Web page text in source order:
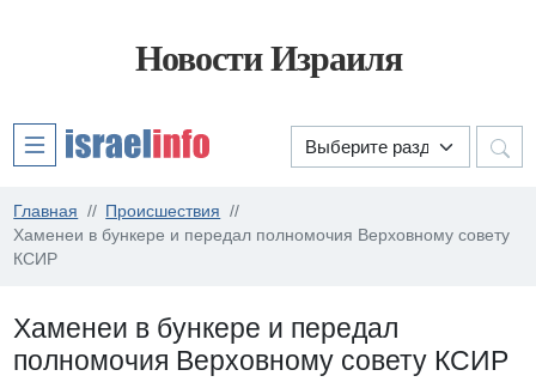
Новости Израиля
Главная
Происшествия
Хаменеи в бункере и передал полномочия Верховному совету
КСИР
Хаменеи в бункере и передал
полномочия Верховному совету КСИР